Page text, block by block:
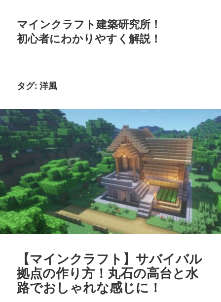
マインクラフト建築研究所！
初心者にわかりやすく解説！
タグ:洋風
【マインクラフト】サバイバル
拠点の作り方！丸石の高台と水
路でおしゃれな感じに！